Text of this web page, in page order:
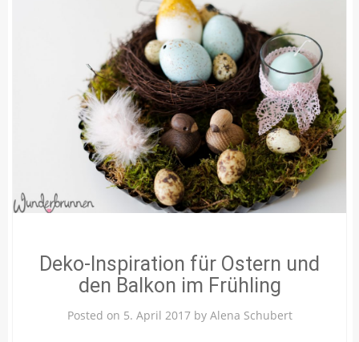
Deko-Inspiration für Ostern und
den Balkon im Frühling
Posted on 5. April 2017by Alena Schubert